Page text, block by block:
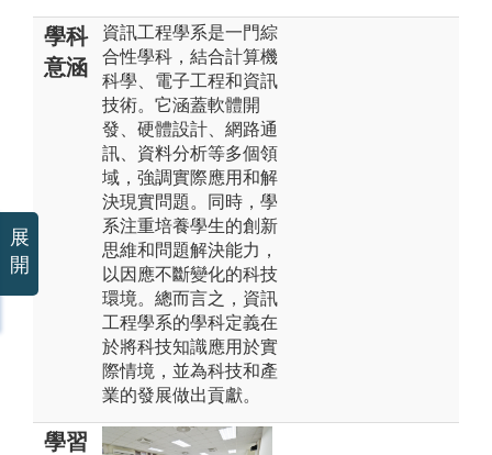
學科
意涵
資訊工程學系是一門綜
合性學科，結合計算機
科學、電子工程和資訊
技術。它涵蓋軟體開
發、硬體設計、網路通
訊、資料分析等多個領
域，強調實際應用和解
決現實問題。同時，學
系注重培養學生的創新
思維和問題解決能力，
以因應不斷變化的科技
環境。總而言之，資訊
工程學系的學科定義在
於將科技知識應用於實
際情境，並為科技和產
業的發展做出貢獻。
學習
展
開